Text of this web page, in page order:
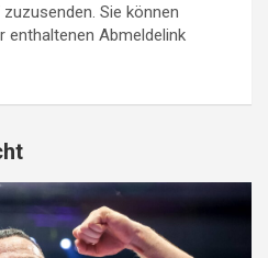
Sie können
enthaltenen Abmeldelink